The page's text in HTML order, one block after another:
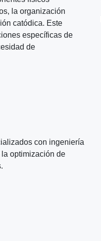
la organización
catódica. Este
específicas de
de
con ingeniería
optimización de